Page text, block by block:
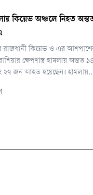
কিয়েভ অঞ্চলে নিহত
রাজধানী কিয়েভ ও এর
ক্ষেপণাস্ত্র হামলায় অন্তত
২৭ জন আহত হয়েছেন। হামলায়
ইউক্রেনের জরুরি সেবা